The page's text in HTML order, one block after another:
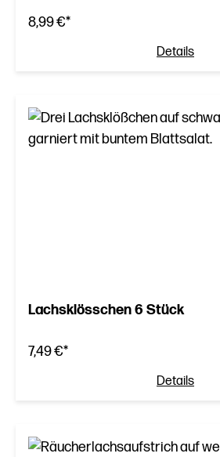
8,99 €*
Details
Lachsklösschen 6 Stück
7,49 €*
Details